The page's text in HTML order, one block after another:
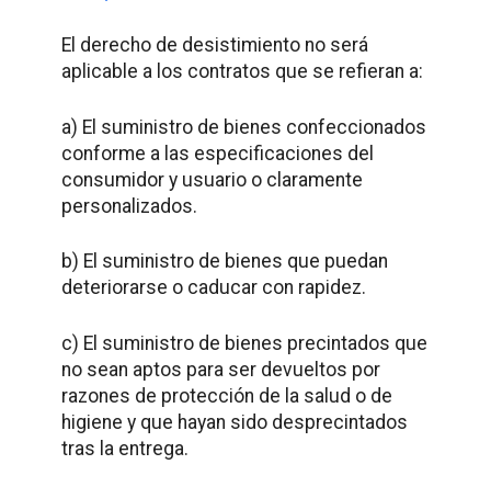
El derecho de desistimiento no será
aplicable a los contratos que se refieran a:
a) El suministro de bienes confeccionados
conforme a las especificaciones del
consumidor y usuario o claramente
personalizados.
b) El suministro de bienes que puedan
deteriorarse o caducar con rapidez.
c) El suministro de bienes precintados que
no sean aptos para ser devueltos por
razones de protección de la salud o de
higiene y que hayan sido desprecintados
tras la entrega.